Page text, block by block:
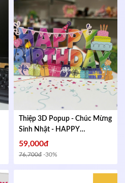
Thiệp 3D Popup - Chúc Mừng
Sinh Nhật - HAPPY
BIRTHDAY Đẹp, Sang Trọng -
KT gập lại 102x152mm
59,000đ
76,700đ -30%